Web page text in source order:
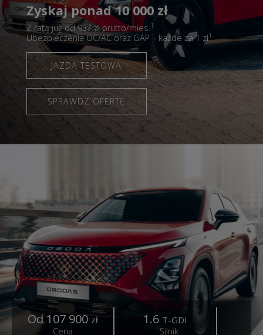
Zyskaj ponad 10 000 zł
Z ratą już od 937 zł brutto/mies. 1
Ubezpieczenia OC/AC oraz GAP – każde za 1 zł1
JAZDA TESTOWA
SPRAWDZ OFERTĘ
Od 107 900 zł
Cena
1.6 T-GDI
Silnik